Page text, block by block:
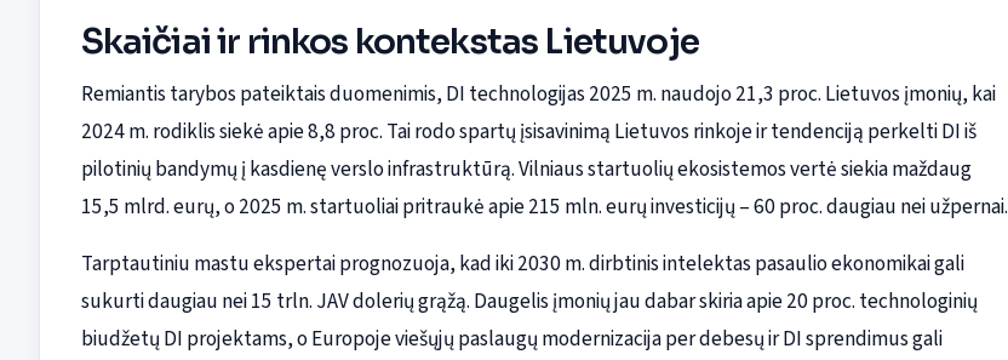
Skaičiai ir rinkos kontekstas Lietuvoje
Remiantis tarybos pateiktais duomenimis, DI technologijas 2025 m. naudojo 21,3 proc. Lietuvos įmonių, kai
2024 m. rodiklis siekė apie 8,8 proc. Tai rodo spartų įsisavinimą Lietuvos rinkoje ir tendenciją perkelti DI iš
pilotinių bandymų į kasdienę verslo infrastruktūrą. Vilniaus startuolių ekosistemos vertė siekia maždaug
15,5 mlrd. eurų, o 2025 m. startuoliai pritraukė apie 215 mln. eurų investicijų – 60 proc. daugiau nei užpernai.
Tarptautiniu mastu ekspertai prognozuoja, kad iki 2030 m. dirbtinis intelektas pasaulio ekonomikai gali
sukurti daugiau nei 15 trln. JAV dolerių grąžą. Daugelis įmonių jau dabar skiria apie 20 proc. technologinių
biudžetų DI projektams, o Europoje viešųjų paslaugų modernizacija per debesų ir DI sprendimus gali